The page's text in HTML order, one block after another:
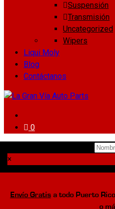
Suspensión
Transmisión
Uncategorized
Wipers
Liqui Moly
Blog
Contáctanos
0
×
Envío Gratisa todo Puerto
o